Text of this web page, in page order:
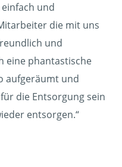
einfach und
die mit uns
und
eine phantastische
aufgeräumt und
die Entsorgung sein
entsorgen.“